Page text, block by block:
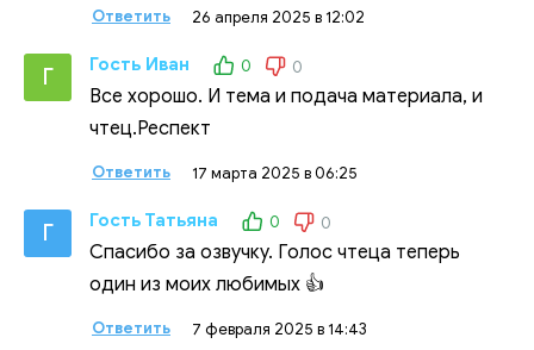
Ответить 26 апреля 2025 в 12:02
Г Гость Иван 0 0
Все хорошо. И тема и подача материала, и
чтец.Респект
Ответить 17 марта 2025 в 06:25
Г Гость Татьяна 0 0
Спасибо за озвучку. Голос чтеца теперь
один из моих любимых 👍
Ответить 7 февраля 2025 в 14:43